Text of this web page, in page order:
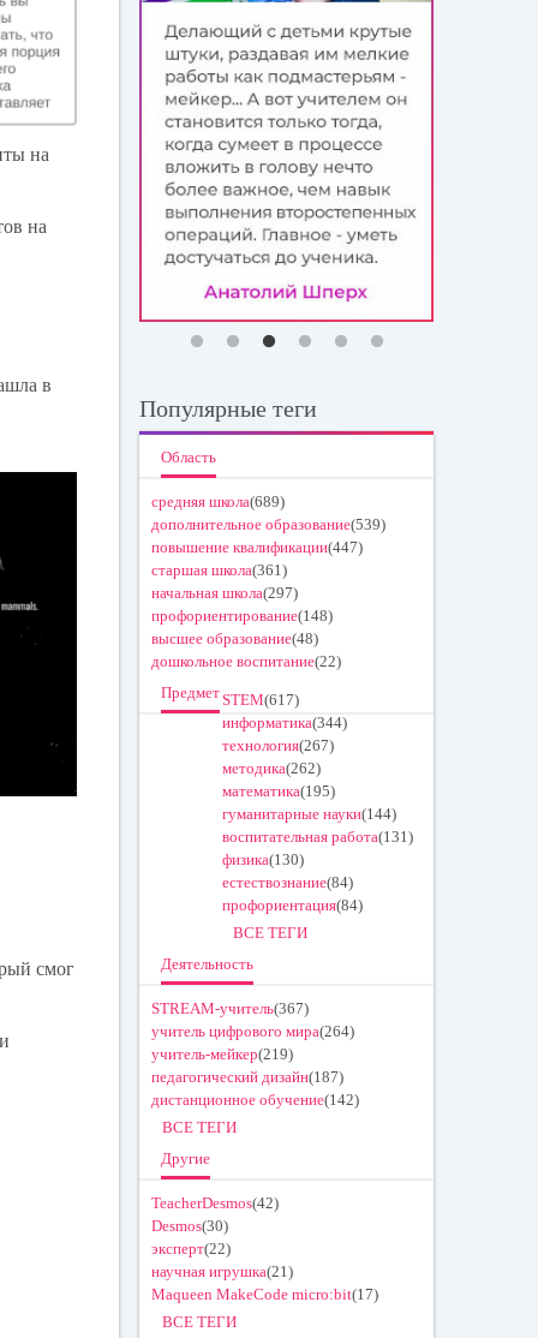
на
на
в
смог
Популярные теги
Область
средняя школа(689)
дополнительное образование(539)
повышение квалификации(447)
старшая школа(361)
начальная школа(297)
профориентирование(148)
высшее образование(48)
дошкольное воспитание(22)
ПредметSTEM(617)
информатика(344)
технология(267)
методика(262)
математика(195)
гуманитарные науки(144)
воспитательная работа(131)
физика(130)
естествознание(84)
профориентация(84)
ВСЕ ТЕГИ
Деятельность
STREAM-учитель(367)
учитель цифрового мира(264)
учитель-мейкер(219)
педагогический дизайн(187)
дистанционное обучение(142)
ВСЕ ТЕГИ
Другие
TeacherDesmos(42)
Desmos(30)
эксперт(22)
научная игрушка(21)
Maqueen MakeCode micro:bit(17)
ВСЕ ТЕГИ